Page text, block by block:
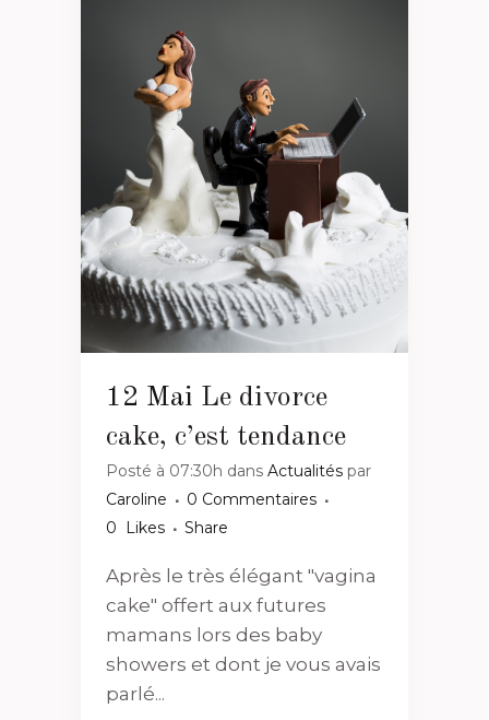
12 Mai Le divorce
cake, c’est tendance
Posté à 07:30h dans Actualités par
Caroline
0 Commentaires
0
Likes Share
Après le très élégant "vagina
cake" offert aux futures
mamans lors des baby
showers et dont je vous avais
parlé...